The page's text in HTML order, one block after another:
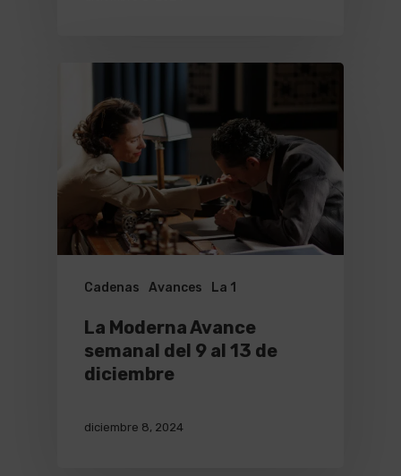
Cadenas Avances La 1
La Moderna Avance
semanal del 9 al 13 de
diciembre
diciembre 8, 2024